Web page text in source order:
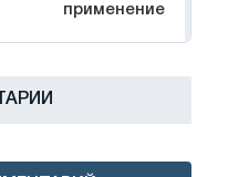
применение